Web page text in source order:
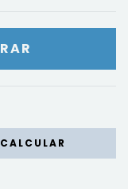
CALCULAR